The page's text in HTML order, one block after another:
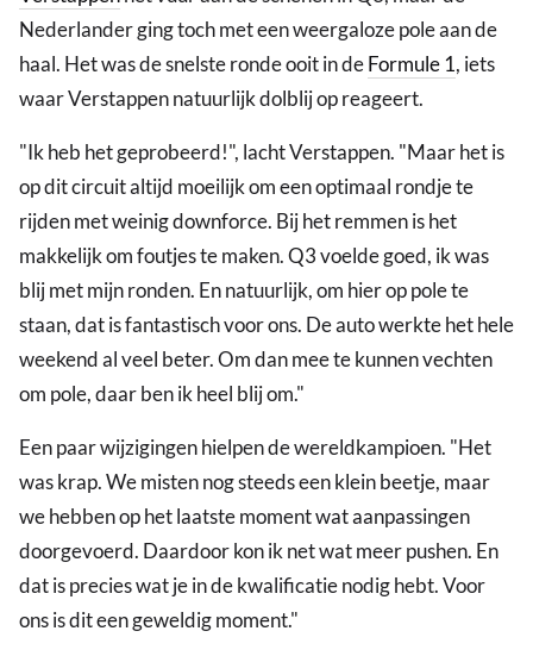
Nederlander ging toch met een weergaloze pole aan de
haal. Het was de snelste ronde ooit in deFormule 1, iets
waar Verstappen natuurlijk dolblij op reageert.
"Ik heb het geprobeerd!", lacht Verstappen. "Maar het is
op dit circuit altijd moeilijk om een optimaal rondje te
rijden met weinig downforce. Bij het remmen is het
makkelijk om foutjes te maken. Q3 voelde goed, ik was
blij met mijn ronden. En natuurlijk, om hier op pole te
staan, dat is fantastisch voor ons. De auto werkte het hele
weekend al veel beter. Om dan mee te kunnen vechten
om pole, daar ben ik heel blij om."
Een paar wijzigingen hielpen de wereldkampioen. "Het
was krap. We misten nog steeds een klein beetje, maar
we hebben op het laatste moment wat aanpassingen
doorgevoerd. Daardoor kon ik net wat meer pushen. En
dat is precies wat je in de kwalificatie nodig hebt. Voor
ons is dit een geweldig moment."